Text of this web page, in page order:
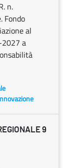
n.
Fondo
al
a
9